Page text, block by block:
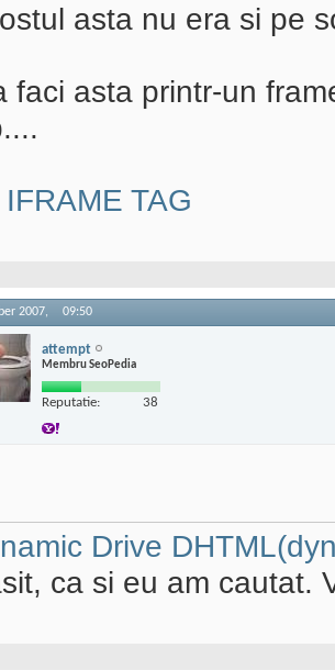
asta nu era si pe
faci asta printr-un
TAG
2007, 09:50
attempt
Membru SeoPedia
Reputatie: 38
Drive
ca si eu am cautat.